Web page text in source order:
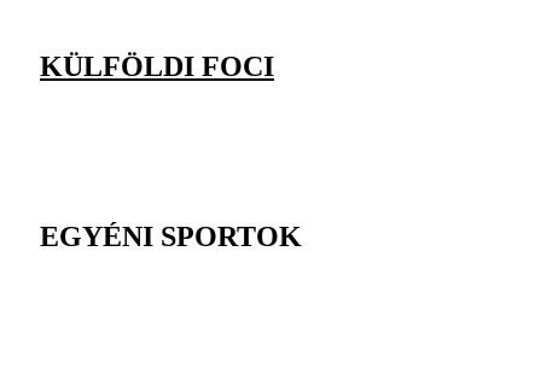
KÜLFÖLDI FOCI
EGYÉNI SPORTOK